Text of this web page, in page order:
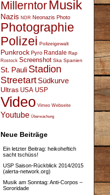
Millerntor Musik
Nazis NDR Neonazis Photo
Photographie
Polizei Polizeigewalt
Punkrock Pyro Randale Rap
Rostock Screenshot Ska Spanien
St. Pauli Stadion
Streetart Südkurve
Ultras USA USP
Video Vimeo Webseite
Youtube Überwachung
Neue Beiträge
Ein letzter Beitrag: heikoheftich
sacht tschüss!
USP Saison-Rückblick 2014/2015
(alerta-network.org)
Musik am Sonntag: Anti-Corpos –
Sororidade